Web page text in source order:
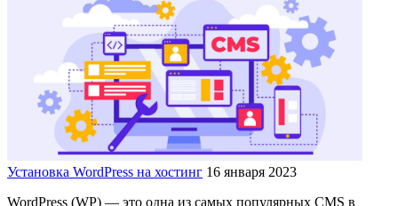
Установка WordPress на хостинг 16 января 2023
WordPress (WP) — это одна из самых популярных CMS в